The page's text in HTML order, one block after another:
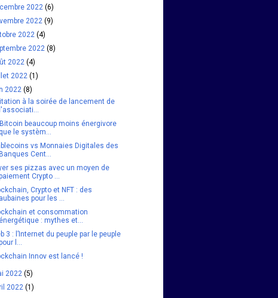
2022(6)
2022(9)
2022(4)
2022(8)
2022(4)
2022(1)
2022(8)
à la soirée de lancement de
l'associati...
beaucoup moins énergivore
que le systèm...
vs Monnaies Digitales des
Cent...
ses pizzas avec un moyen de
Crypto ...
Crypto et NFT : des
aubaines pour les ...
et consommation
énergétique : mythes et...
3 : l’Internet du peuple par le peuple
l...
Innov est lancé !
2022(5)
2022(1)